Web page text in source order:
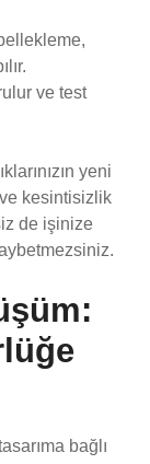
ve test
yeni
kesintisizlik
de işinize
bağlı